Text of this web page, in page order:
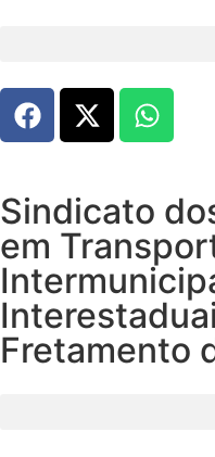
Sindicato
em
Fretamento